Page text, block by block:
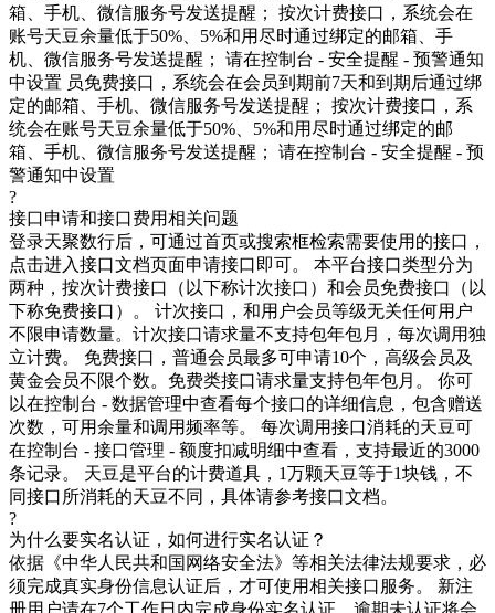
箱、手机、微信服务号发送提醒； 按次计费接口，系统会在
账号天豆余量低于50%、5%和用尽时通过绑定的邮箱、手
机、微信服务号发送提醒； 请在控制台 - 安全提醒 - 预警通知
中设置 员免费接口，系统会在会员到期前7天和到期后通过绑
定的邮箱、手机、微信服务号发送提醒； 按次计费接口，系
统会在账号天豆余量低于50%、5%和用尽时通过绑定的邮
箱、手机、微信服务号发送提醒； 请在控制台 - 安全提醒 - 预
警通知中设置
?
接口申请和接口费用相关问题
登录天聚数行后，可通过首页或搜索框检索需要使用的接口，
点击进入接口文档页面申请接口即可。 本平台接口类型分为
两种，按次计费接口（以下称计次接口）和会员免费接口（以
下称免费接口）。 计次接口，和用户会员等级无关任何用户
不限申请数量。计次接口请求量不支持包年包月，每次调用独
立计费。 免费接口，普通会员最多可申请10个，高级会员及
黄金会员不限个数。免费类接口请求量支持包年包月。 你可
以在控制台 - 数据管理中查看每个接口的详细信息，包含赠送
次数，可用余量和调用频率等。 每次调用接口消耗的天豆可
在控制台 - 接口管理 - 额度扣减明细中查看，支持最近的3000
条记录。 天豆是平台的计费道具，1万颗天豆等于1块钱，不
同接口所消耗的天豆不同，具体请参考接口文档。
?
为什么要实名认证，如何进行实名认证？
依据《中华人民共和国网络安全法》等相关法律法规要求，必
须完成真实身份信息认证后，才可使用相关接口服务。 新注
册用户请在7个工作日内完成身份实名认证，逾期未认证将会